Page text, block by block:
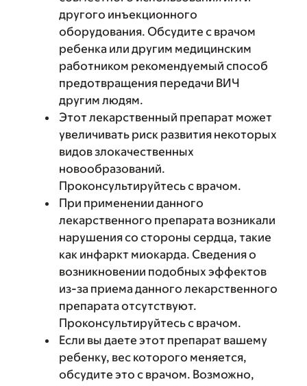
другого инъекционного
оборудования. Обсудите с врачом
ребенка или другим медицинским
работником рекомендуемый способ
предотвращения передачи ВИЧ
другим людям.
Этот лекарственный препарат может
увеличивать риск развития некоторых
видов злокачественных
новообразований.
Проконсультируйтесь с врачом.
При применении данного
лекарственного препарата возникали
нарушения со стороны сердца, такие
как инфаркт миокарда. Сведения о
возникновении подобных эффектов
из-за приема данного лекарственного
препарата отсутствуют.
Проконсультируйтесь с врачом.
Если вы даете этот препарат вашему
ребенку, вес которого меняется,
обсудите это с врачом. Возможно,